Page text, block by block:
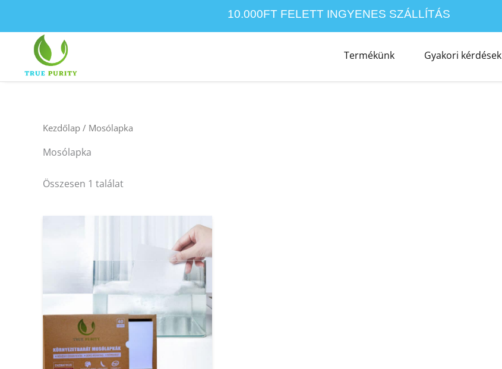
10.000FT FELETT INGYENES SZÁLLÍTÁS
Termékünk Gyakori kérdések
Kezdőlap / Mosólapka
Mosólapka
Összesen 1 találat
Ennek
a
terméknek
több
variációja
van.
A
változatok